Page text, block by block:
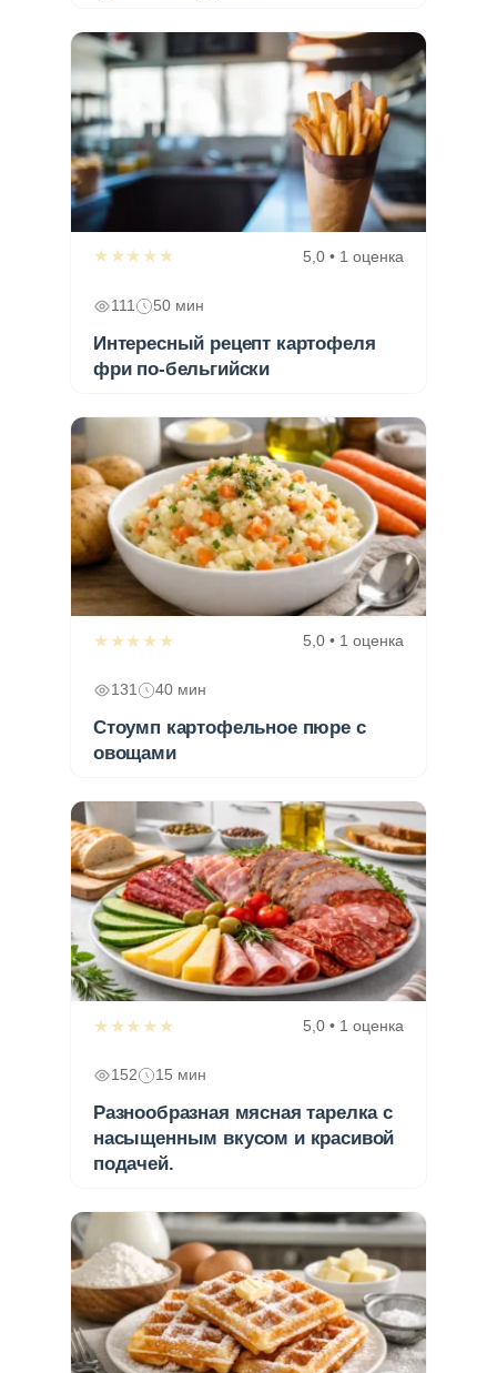
★★★★★ 5,0 • 1 оценка
111 50 мин
Интересный рецепт картофеля
фри по-бельгийски
★★★★★ 5,0 • 1 оценка
131 40 мин
Стоумп картофельное пюре с
овощами
★★★★★ 5,0 • 1 оценка
152 15 мин
Разнообразная мясная тарелка с
насыщенным вкусом и красивой
подачей.